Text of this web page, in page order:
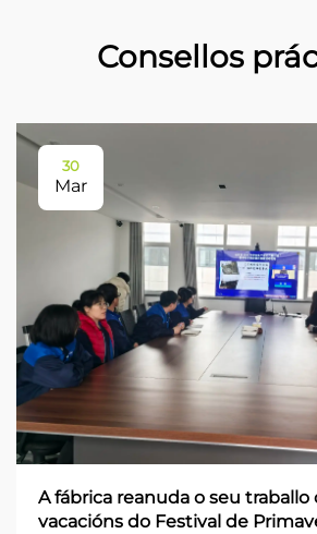
Consellos
30
Mar
A fábrica reanuda o seu traballo
vacacións do Festival de